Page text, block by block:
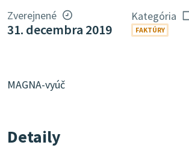
Zverejnené
31. decembra 2019
Kategória
FAKTÚRY
MAGNA-vyúč
Detaily